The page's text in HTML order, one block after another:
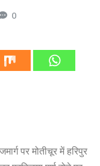
0
पर मोतीचूर में हरिपुर